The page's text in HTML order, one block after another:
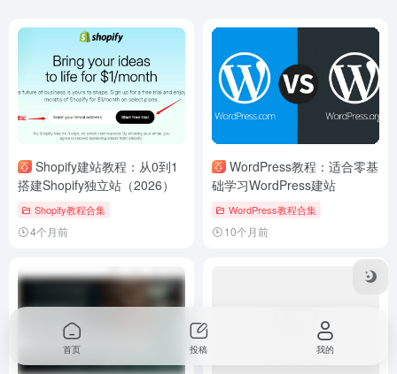
Shopify建站教程：从0到1
搭建Shopify独立站（2026）
Shopify教程合集
4个月前
WordPress教程：适合零基
础学习WordPress建站
WordPress教程合集
10个月前
首页 投稿 我的